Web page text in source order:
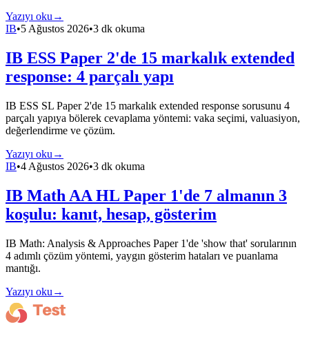
Yazıyı oku →
IB•5 Ağustos 2026•3 dk okuma
IB ESS Paper 2'de 15 markalık extended
response: 4 parçalı yapı
IB ESS SL Paper 2'de 15 markalık extended response sorusunu 4
parçalı yapıya bölerek cevaplama yöntemi: vaka seçimi, valuasiyon,
değerlendirme ve çözüm.
Yazıyı oku →
IB•4 Ağustos 2026•3 dk okuma
IB Math AA HL Paper 1'de 7 almanın 3
koşulu: kanıt, hesap, gösterim
IB Math: Analysis & Approaches Paper 1'de 'show that' sorularının
4 adımlı çözüm yöntemi, yaygın gösterim hataları ve puanlama
mantığı.
Yazıyı oku →